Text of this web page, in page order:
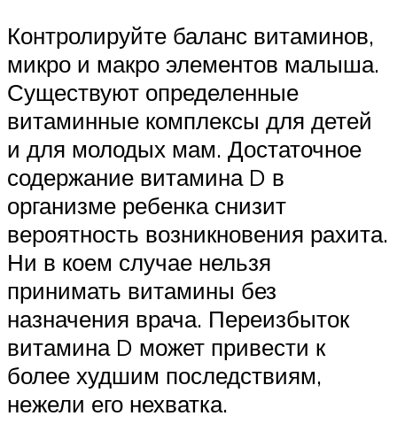
Контролируйте баланс витаминов,
микро и макро элементов малыша.
Существуют определенные
витаминные комплексы для детей
и для молодых мам. Достаточное
содержание витамина D в
организме ребенка снизит
вероятность возникновения рахита.
Ни в коем случае нельзя
принимать витамины без
назначения врача. Переизбыток
витамина D может привести к
более худшим последствиям,
нежели его нехватка.